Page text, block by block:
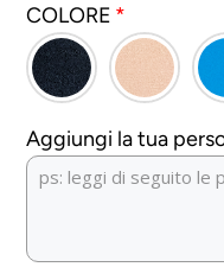
COLORE
Aggiungi la tua